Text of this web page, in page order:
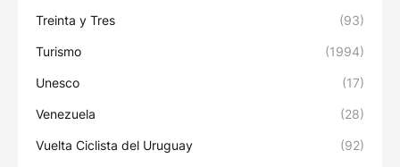
Treinta y Tres (93)
Turismo (1994)
Unesco (17)
Venezuela (28)
Vuelta Ciclista del Uruguay (92)